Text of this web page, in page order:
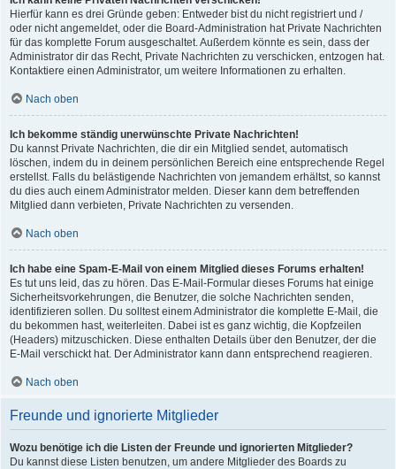
Hierfür kann es drei Gründe geben: Entweder bist du nicht registriert und /
oder nicht angemeldet, oder die Board-Administration hat Private Nachrichten
für das komplette Forum ausgeschaltet. Außerdem könnte es sein, dass der
Administrator dir das Recht, Private Nachrichten zu verschicken, entzogen hat.
Kontaktiere einen Administrator, um weitere Informationen zu erhalten.
Nach oben
Ich bekomme ständig unerwünschte Private Nachrichten!
Du kannst Private Nachrichten, die dir ein Mitglied sendet, automatisch
löschen, indem du in deinem persönlichen Bereich eine entsprechende Regel
erstellst. Falls du belästigende Nachrichten von jemandem erhältst, so kannst
du dies auch einem Administrator melden. Dieser kann dem betreffenden
Mitglied dann verbieten, Private Nachrichten zu versenden.
Nach oben
Ich habe eine Spam-E-Mail von einem Mitglied dieses Forums erhalten!
Es tut uns leid, das zu hören. Das E-Mail-Formular dieses Forums hat einige
Sicherheitsvorkehrungen, die Benutzer, die solche Nachrichten senden,
identifizieren sollen. Du solltest einem Administrator die komplette E-Mail, die
du bekommen hast, weiterleiten. Dabei ist es ganz wichtig, die Kopfzeilen
(Headers) mitzuschicken. Diese enthalten Details über den Benutzer, der die
E-Mail verschickt hat. Der Administrator kann dann entsprechend reagieren.
Nach oben
Freunde und ignorierte Mitglieder
Wozu benötige ich die Listen der Freunde und ignorierten Mitglieder?
Du kannst diese Listen benutzen, um andere Mitglieder des Boards zu